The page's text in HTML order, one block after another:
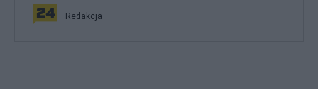
Redakcja